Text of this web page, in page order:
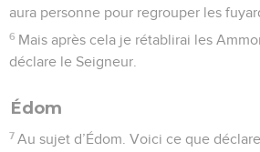
aura personne pour regrouper les
6 Mais après cela je rétablirai les
déclare le Seigneur.
Édom
7 Au sujet d’Édom. Voici ce que